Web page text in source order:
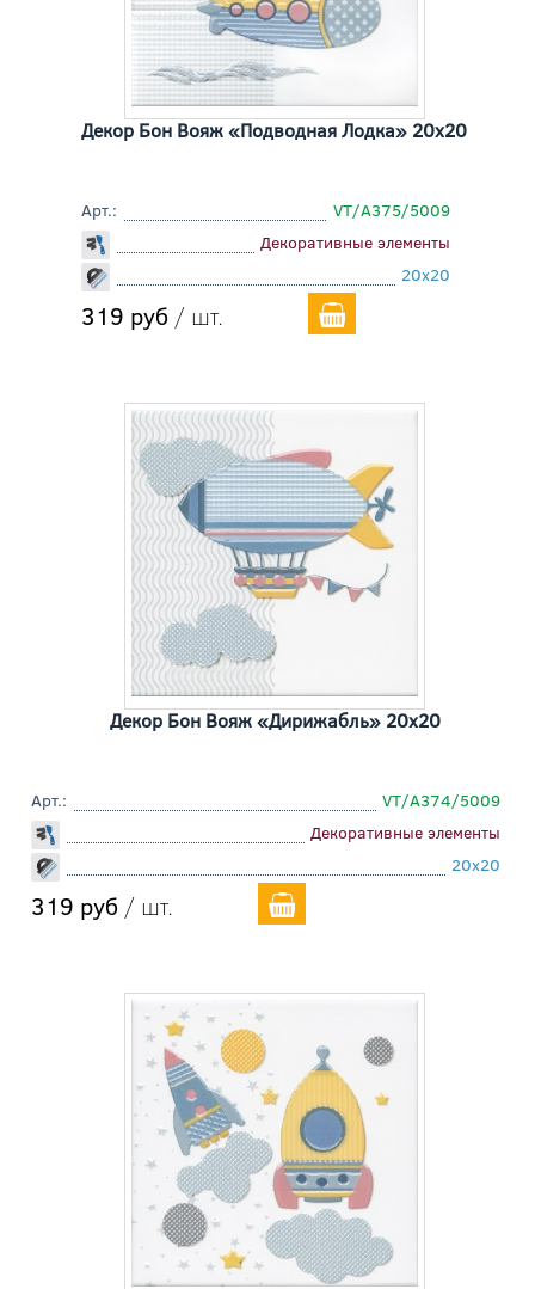
Декор Бон Вояж «Подводная Лодка» 20x20
Арт.:
VT/A375/5009
Декоративные элементы
20x20
319 руб / шт.
Декор Бон Вояж «Дирижабль» 20x20
Арт.:
VT/A374/5009
Декоративные элементы
20x20
319 руб / шт.